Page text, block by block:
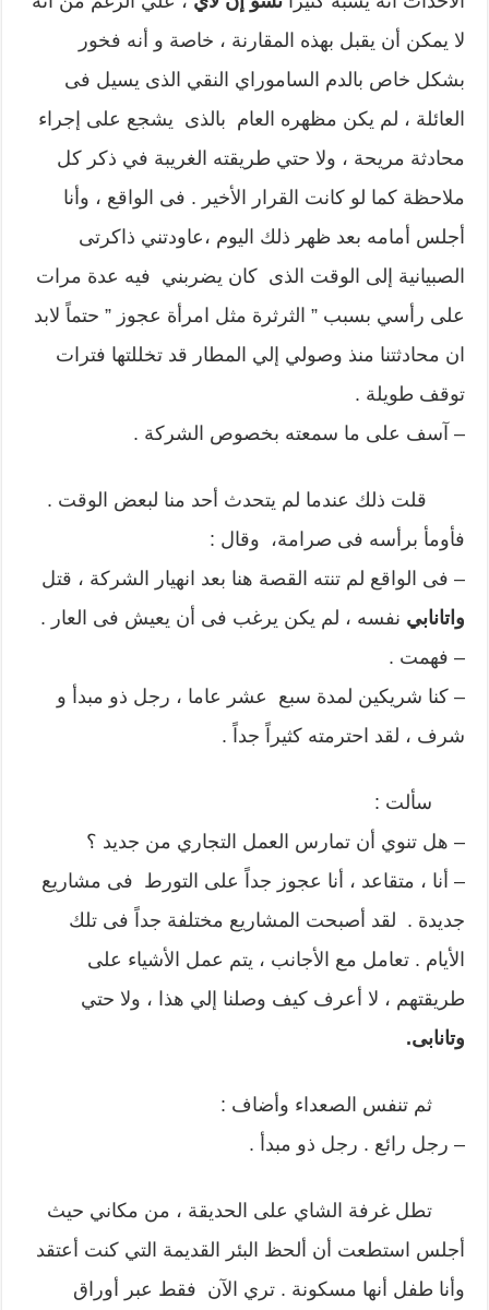
لا يمكن أن يقبل بهذه المقارنة ، خاصة و أنه فخور
بشكل خاص بالدم الساموراي النقي الذى يسيل فى
العائلة ، لم يكن مظهره العام بالذى يشجع على إجراء
محادثة مريحة ، ولا حتي طريقته الغريبة في ذكر كل
ملاحظة كما لو كانت القرار الأخير . فى الواقع ، وأنا
أجلس أمامه بعد ظهر ذلك اليوم ،عاودتني ذاكرتى
الصبيانية إلى الوقت الذى كان يضربني فيه عدة مرات
على رأسي بسبب ” الثرثرة مثل امرأة عجوز ” حتماً لابد
ان محادثتنا منذ وصولي إلي المطار قد تخللتها فترات
توقف طويلة .
– آسف على ما سمعته بخصوص الشركة .
قلت ذلك عندما لم يتحدث أحد منا لبعض الوقت .
فأومأ برأسه فى صرامة، وقال :
– فى الواقع لم تنته القصة هنا بعد انهيار الشركة ، قتل
واتانابي نفسه ، لم يكن يرغب فى أن يعيش فى العار .
– فهمت .
– كنا شريكين لمدة سبع عشر عاما ، رجل ذو مبدأ و
شرف ، لقد احترمته كثيراً جداً .
سألت :
– هل تنوي أن تمارس العمل التجاري من جديد ؟
– أنا ، متقاعد ، أنا عجوز جداً على التورط فى مشاريع
جديدة . لقد أصبحت المشاريع مختلفة جداً فى تلك
الأيام . تعامل مع الأجانب ، يتم عمل الأشياء على
طريقتهم ، لا أعرف كيف وصلنا إلي هذا ، ولا حتي
وتانابى.
ثم تنفس الصعداء وأضاف :
– رجل رائع . رجل ذو مبدأ .
تطل غرفة الشاي على الحديقة ، من مكاني حيث
أجلس استطعت أن ألحظ البئر القديمة التي كنت أعتقد
وأنا طفل أنها مسكونة . تري الآن فقط عبر أوراق